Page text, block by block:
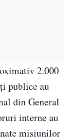
2.000
publice au
din General
interne au
misiunilor